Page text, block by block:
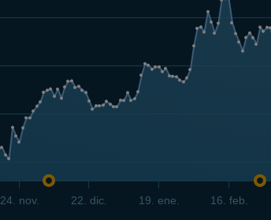
24. nov. 22. dic. 19. ene. 16. feb.